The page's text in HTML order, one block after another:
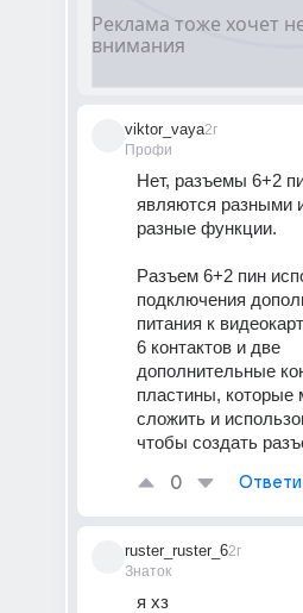
viktor_vaya
Профи
2г
Нет, разъемы 6+2
являются разными
разные функции.
Разъем 6+2 пин
подключения
питания к
6 контактов и две
дополнительные
пластины, которые
сложить и
чтобы создать
0
ruster_ruster_6
Знаток
2г
я хз